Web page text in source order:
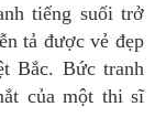
tiếng suối trở
tả được vẻ đẹp
Bắc. Bức tranh
của một thi sĩ